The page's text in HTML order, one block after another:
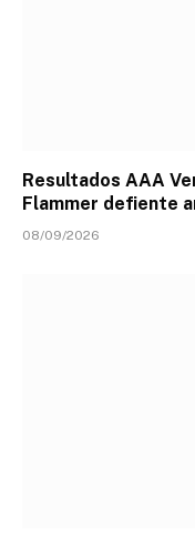
Resultados AAA
Flammer defiente
08/09/2026